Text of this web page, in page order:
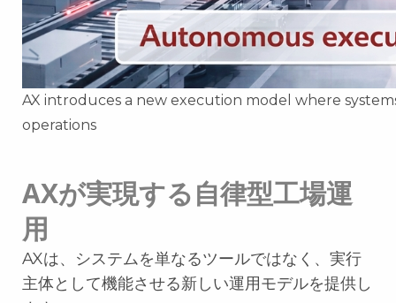
AX introduces a new execution model where
operations
AXが実現する自律型工場運
用
AXは、システムを単なるツールではなく、実行
主体として機能させる新しい運用モデルを提供し